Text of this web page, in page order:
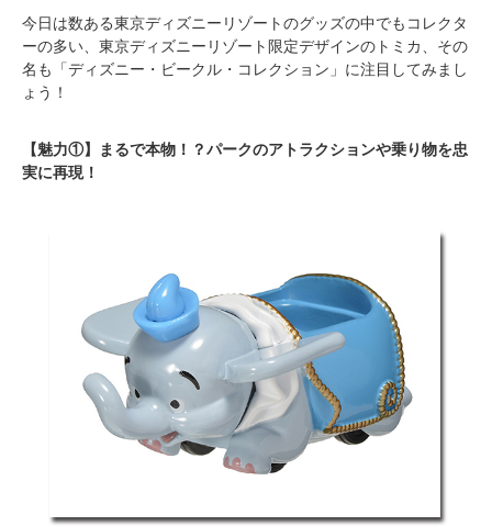
今日は数ある東京ディズニーリゾートのグッズの中でもコレクタ
ーの多い、東京ディズニーリゾート限定デザインのトミカ、その
名も「ディズニー・ビークル・コレクション」に注目してみまし
ょう！
【魅力①】まるで本物！？パークのアトラクションや乗り物を忠
実に再現！